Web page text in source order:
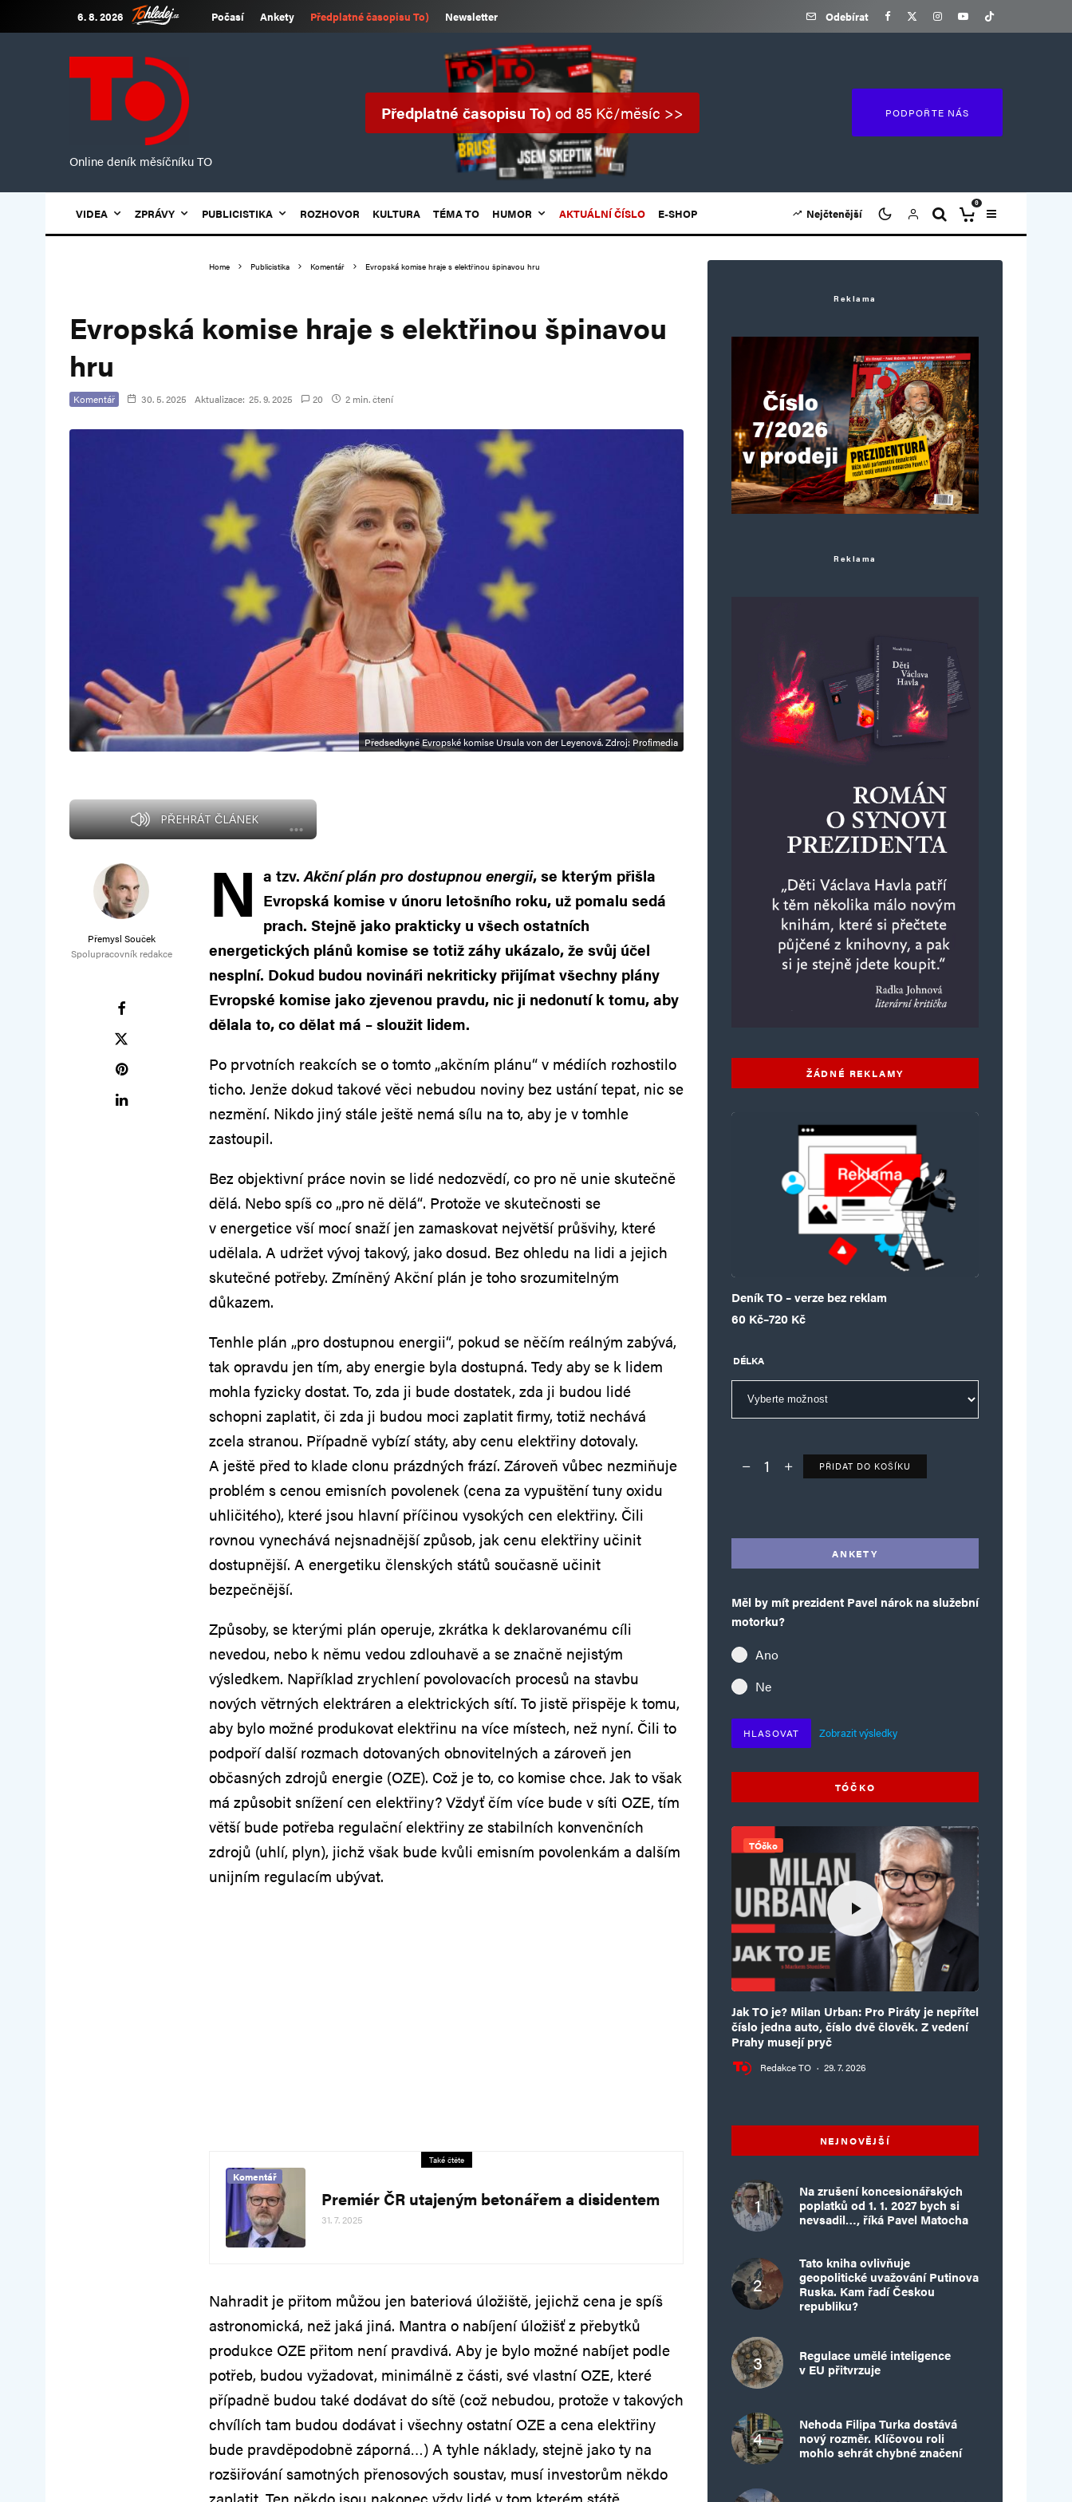
6. 8. 2026 Počasí Ankety Předplatné časopisu To) Newsletter Odebírat
Online deník měsíčníku TO
Předplatné časopisu To)od 85 Kč/měsíc >> PODPOŘTE NÁS
VIDEA ZPRÁVY PUBLICISTIKA ROZHOVOR KULTURA TÉMA TO HUMOR AKTUÁLNÍ ČÍSLO E-SHOP Nejčtenější
0
Home Publicistika Komentář Evropská komise hraje s elektřinou špinavou hru
Evropská komise hraje s elektřinou špinavou
hru
Komentář 30. 5. 2025 Aktualizace: 25. 9. 2025 20 2 min. čtení
Předsedkyně Evropské komise Ursula von der Leyenová. Zdroj: Profimedia
PŘEHRÁT ČLÁNEK
Přemysl Souček
Spolupracovník redakce
N a tzv.Akční plán pro dostupnou energii, se kterým přišla
Evropská komise v únoru letošního roku, už pomalu sedá
prach. Stejně jako prakticky u všech ostatních
energetických plánů komise se totiž záhy ukázalo, že svůj účel
nesplní. Dokud budou novináři nekriticky přijímat všechny plány
Evropské komise jako zjevenou pravdu, nic ji nedonutí k tomu, aby
dělala to, co dělat má – sloužit lidem.
Po prvotních reakcích se o tomto „akčním plánu“ v médiích rozhostilo
ticho. Jenže dokud takové věci nebudou noviny bez ustání tepat, nic se
nezmění. Nikdo jiný stále ještě nemá sílu na to, aby je v tomhle
zastoupil.
Bez objektivní práce novin se lidé nedozvědí, co pro ně unie skutečně
dělá. Nebo spíš co „pro ně dělá“. Protože ve skutečnosti se
v energetice vší mocí snaží jen zamaskovat největší průšvihy, které
udělala. A udržet vývoj takový, jako dosud. Bez ohledu na lidi a jejich
skutečné potřeby. Zmíněný Akční plán je toho srozumitelným
důkazem.
Tenhle plán „pro dostupnou energii“, pokud se něčím reálným zabývá,
tak opravdu jen tím, aby energie byla dostupná. Tedy aby se k lidem
mohla fyzicky dostat. To, zda ji bude dostatek, zda ji budou lidé
schopni zaplatit, či zda ji budou moci zaplatit firmy, totiž nechává
zcela stranou. Případně vybízí státy, aby cenu elektřiny dotovaly.
A ještě před to klade clonu prázdných frází. Zároveň vůbec nezmiňuje
problém s cenou emisních povolenek (cena za vypuštění tuny oxidu
uhličitého), které jsou hlavní příčinou vysokých cen elektřiny. Čili
rovnou vynechává nejsnadnější způsob, jak cenu elektřiny učinit
dostupnější. A energetiku členských států současně učinit
bezpečnější.
Způsoby, se kterými plán operuje, zkrátka k deklarovanému cíli
nevedou, nebo k němu vedou zdlouhavě a se značně nejistým
výsledkem. Například zrychlení povolovacích procesů na stavbu
nových větrných elektráren a elektrických sítí. To jistě přispěje k tomu,
aby bylo možné produkovat elektřinu na více místech, než nyní. Čili to
podpoří další rozmach dotovaných obnovitelných a zároveň jen
občasných zdrojů energie (OZE). Což je to, co komise chce. Jak to však
má způsobit snížení cen elektřiny? Vždyť čím více bude v síti OZE, tím
větší bude potřeba regulační elektřiny ze stabilních konvenčních
zdrojů (uhlí, plyn), jichž však bude kvůli emisním povolenkám a dalším
unijním regulacím ubývat.
Také čtěte
Komentář
Premiér ČR utajeným betonářem a disidentem
31. 7. 2025
Nahradit je přitom můžou jen bateriová úložiště, jejichž cena je spíš
astronomická, než jaká jiná. Mantra o nabíjení úložišť z přebytků
produkce OZE přitom není pravdivá. Aby je bylo možné nabíjet podle
potřeb, budou vyžadovat, minimálně z části, své vlastní OZE, které
případně budou také dodávat do sítě (což nebudou, protože v takových
chvílích tam budou dodávat i všechny ostatní OZE a cena elektřiny
bude pravděpodobně záporná…) A tyhle náklady, stejně jako ty na
rozšiřování samotných přenosových soustav, musí investorům někdo
Reklama
Reklama
ŽÁDNÉ REKLAMY
Deník TO – verze bez reklam
60 Kč–720 Kč
Rozpětí cen: 60 Kč až 720 Kč
DÉLKA
Deník TO – verze bez reklam množství
PŘIDAT DO KOŠÍKU
ANKETY
Měl by mít prezident Pavel nárok na služební
motorku?
Ano
Ne
HLASOVAT Zobrazit výsledky
TÓČKO
TÓčko
Jak TO je? Milan Urban: Pro Piráty je nepřítel
číslo jedna auto, číslo dvě člověk. Z vedení
Prahy musejí pryč
Redakce TO · 29. 7. 2026
NEJNOVĚJŠÍ
Na zrušení koncesionářských
poplatků od 1. 1. 2027 bych si
nevsadil…, říká Pavel Matocha
Tato kniha ovlivňuje
geopolitické uvažování Putinova
Ruska. Kam řadí Českou
republiku?
Regulace umělé inteligence
v EU přitvrzuje
Nehoda Filipa Turka dostává
nový rozměr. Klíčovou roli
mohlo sehrát chybné značení